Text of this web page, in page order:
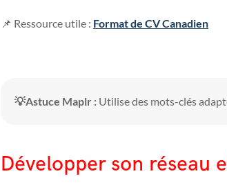
📌 Ressource utile : Format de CV Canadien
💡Astuce Maplr :Utilise des mots-clés
Développer son réseau